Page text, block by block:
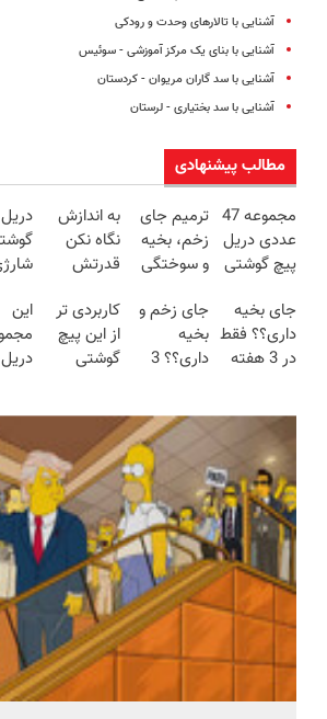
آشنایی با تالارهای وحدت و رودکی
آشنایی با بنای یک مرکز آموزشی - سوئیس
آشنایی با سد گاران مریوان - کردستان
آشنایی با سد بختیاری - لرستان
مطالب پیشنهادی
مجموعه 47
عددی دریل
پیچ گوشتی
(تخفیف به
مدت
محدود)
ترمیم جای
زخم، بخیه
و سوختگی
هفته!!😍
به اندازش
نگاه نکن
قدرتش
😉 (پرداخت
درب
منزل+گارانتی
کنترل
جای بخیه
داری؟؟ فقط
در 3 هفته
جای زخم و
بخیه
داری؟؟ 3
کاربردی تر
از این پیچ
گوشتی
کاربردی با
ضمانت
بازگشت
این